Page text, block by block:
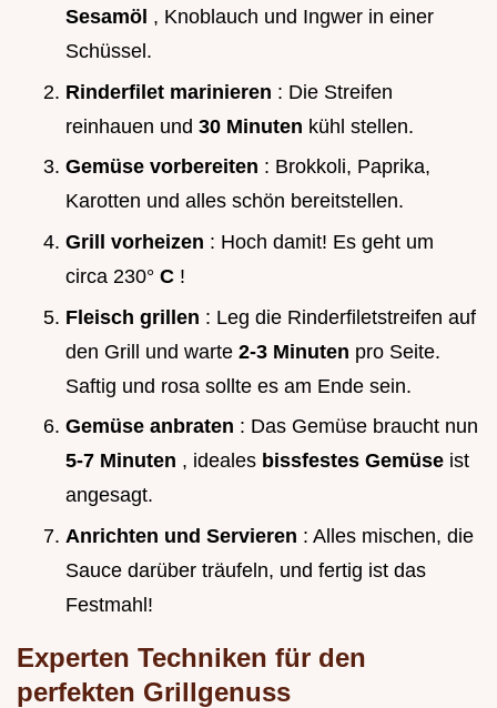
Sesamöl , Knoblauch und Ingwer in einer
Schüssel.
Rinderfilet marinieren : Die Streifen
reinhauen und 30 Minuten kühl stellen.
Gemüse vorbereiten : Brokkoli, Paprika,
Karotten und alles schön bereitstellen.
Grill vorheizen : Hoch damit! Es geht um
circa 230° C !
Fleisch grillen : Leg die Rinderfiletstreifen auf
den Grill und warte 2-3 Minuten pro Seite.
Saftig und rosa sollte es am Ende sein.
Gemüse anbraten : Das Gemüse braucht nun
5-7 Minuten , ideales bissfestes Gemüse ist
angesagt.
Anrichten und Servieren : Alles mischen, die
Sauce darüber träufeln, und fertig ist das
Festmahl!
Experten Techniken für den
perfekten Grillgenuss